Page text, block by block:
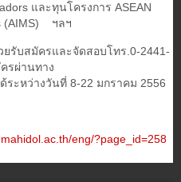
และทุนโครงการ ASEAN
(AIMS) ฯลฯ
รับสมัครและจัดสอบโทร.0-2441-
รผ่านทาง
ระหว่างวันที่ 8-22 มกราคม 2556
eng/?page_id=258